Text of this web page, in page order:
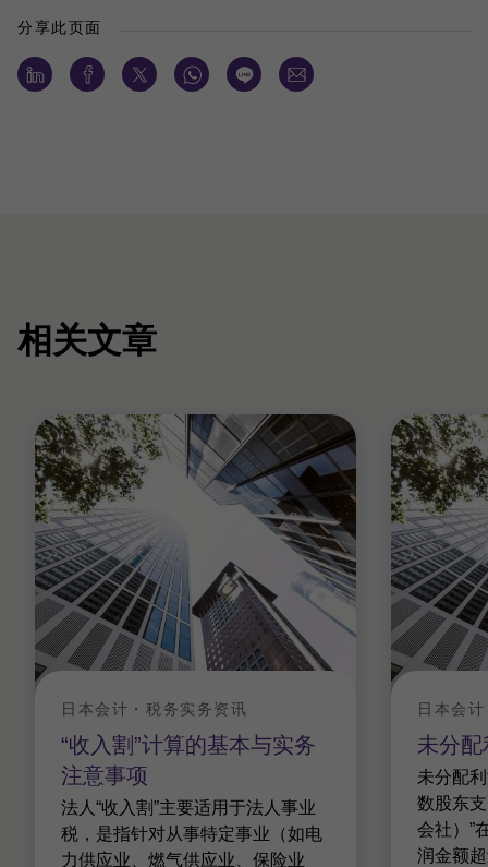
分享此页面
相关文章
“收入割”计算的基本与实务
注意事项
日本会计・税务实务资讯
法人“收入割”主要适用于法人事业
税，是指针对从事特定事业（如电
力供应业、燃气供应业、保险业
未分
日本会
未分配
数股东
会社）”
润金额